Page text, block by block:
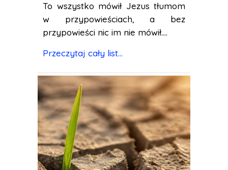
To wszystko mówił Jezus tłumom
w przypowieściach, a bez
przypowieści nic im nie mówił....
Przeczytaj cały list...